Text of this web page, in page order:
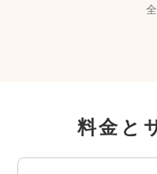
料金と